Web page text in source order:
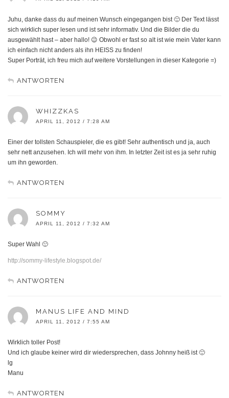
Juhu, danke dass du auf meinen Wunsch eingegangen bist 🙂 Der Text lässt
sich wirklich super lesen und ist sehr informativ. Und die Bilder die du
ausgewählt hast – aber hallo! 😉 Obwohl er fast so alt ist wie mein Vater kann
ich einfach nicht anders als ihn HEISS zu finden!
Super Porträt, ich freu mich auf weitere Vorstellungen in dieser Kategorie =)
ANTWORTEN
WHIZZKAS
APRIL 11, 2012 / 7:28 AM
Einer der tollsten Schauspieler, die es gibt! Sehr authentisch und ja, auch
sehr nett anzusehen. Ich will mehr von ihm. In letzter Zeit ist es ja sehr ruhig
um ihn geworden.
ANTWORTEN
SOMMY
APRIL 11, 2012 / 7:32 AM
Super Wahl 🙂
http://sommy-lifestyle.blogspot.de/
ANTWORTEN
MANUS LIFE AND MIND
APRIL 11, 2012 / 7:55 AM
Wirklich toller Post!
Und ich glaube keiner wird dir wiedersprechen, dass Johnny heiß ist 🙂
lg
Manu
ANTWORTEN